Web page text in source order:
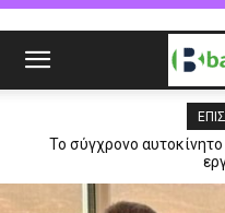
Το σύγχρονο αυτοκίνητο
Επίδειξη ισχύος από